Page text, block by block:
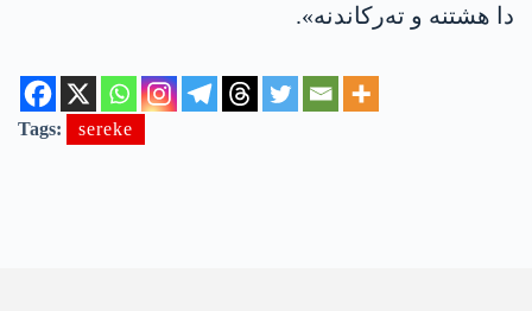
دا هشتنە و تەرکاندنە».
Tags: sereke